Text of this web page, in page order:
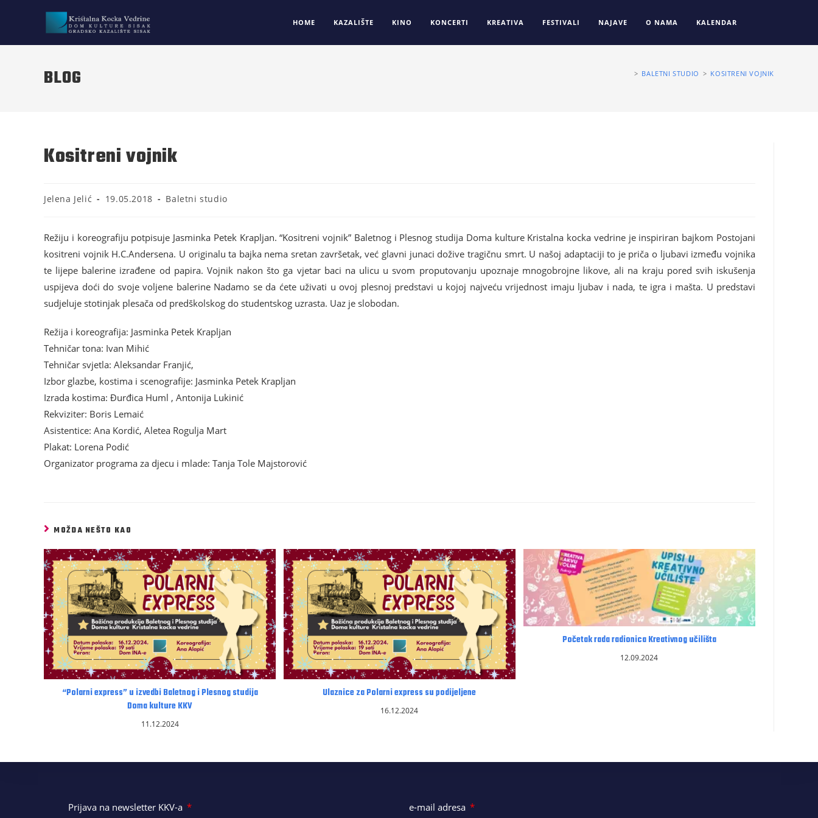
HOME KAZALIŠTE KINO KONCERTI KREATIVA FESTIVALI NAJAVE O NAMA KALENDAR
BLOG > BALETNI STUDIO > KOSITRENI VOJNIK
Kositreni vojnik
Jelena Jelić 19.05.2018 Baletni studio
Režiju i koreografiju potpisuje Jasminka Petek Krapljan. “Kositreni vojnik” Baletnog i Plesnog studija Doma kulture Kristalna kocka vedrine je inspiriran bajkom Postojani
kositreni vojnik H.C.Andersena. U originalu ta bajka nema sretan završetak, već glavni junaci dožive tragičnu smrt. U našoj adaptaciji to je priča o ljubavi između vojnika
te lijepe balerine izrađene od papira. Vojnik nakon što ga vjetar baci na ulicu u svom proputovanju upoznaje mnogobrojne likove, ali na kraju pored svih iskušenja
uspijeva doći do svoje voljene balerine Nadamo se da ćete uživati u ovoj plesnoj predstavi u kojoj najveću vrijednost imaju ljubav i nada, te igra i mašta. U predstavi
sudjeluje stotinjak plesača od predškolskog do studentskog uzrasta. Uaz je slobodan.
Režija i koreografija: Jasminka Petek Krapljan
Tehničar tona: Ivan Mihić
Tehničar svjetla: Aleksandar Franjić,
Izbor glazbe, kostima i scenografije: Jasminka Petek Krapljan
Izrada kostima: Đurđica Huml , Antonija Lukinić
Rekviziter: Boris Lemaić
Asistentice: Ana Kordić, Aletea Rogulja Mart
Plakat: Lorena Podić
Organizator programa za djecu i mlade: Tanja Tole Majstorović
MOŽDA NEŠTO KAO
“Polarni express” u izvedbi Baletnog i Plesnog studija
Doma kulture KKV
11.12.2024
Ulaznice za Polarni express su podijeljene
16.12.2024
Početak rada radionica Kreativnog učilišta
12.09.2024
Prijava na newsletter KKV-a e-mail adresa